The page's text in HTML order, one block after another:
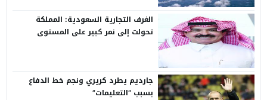
الغرف التجارية السعودية: المملكة
تحولت إلى نمر كبير على المستوى
جارديم يطرد كريري ونجم خط الدفاع
بسبب “التعليمات”